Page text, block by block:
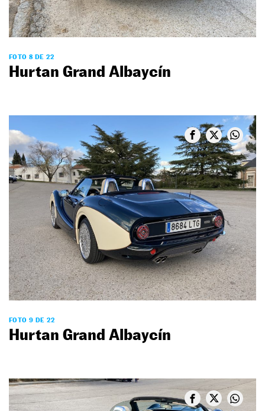
FOTO 8 DE 22
Hurtan Grand Albaycín
FOTO 9 DE 22
Hurtan Grand Albaycín